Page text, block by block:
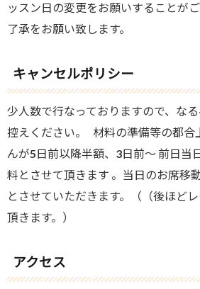
ッスン日の変更をお願いすることが
了承をお願い致します。
キャンセルポリシー
少人数で行なっておりますので、な
控えください。 材料の準備等の都合
んが5日前以降半額、3日前～ 前日当
料とさせて頂きます 。当日のお席移
とさせていただきます。（（後ほど
頂きます。）
アクセス